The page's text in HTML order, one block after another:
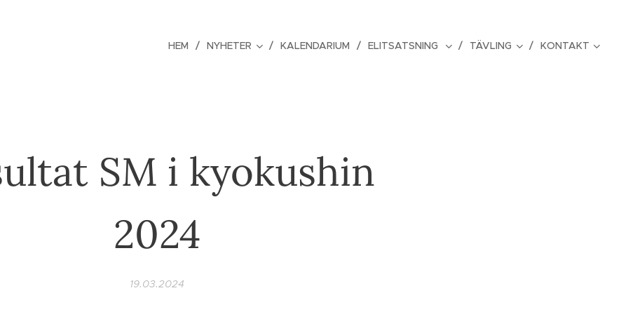
HEM NYHETER KALENDARIUM ELITSATSNING TÄVLING KONTAKT
SM i kyokushin
2024
19.03.2024